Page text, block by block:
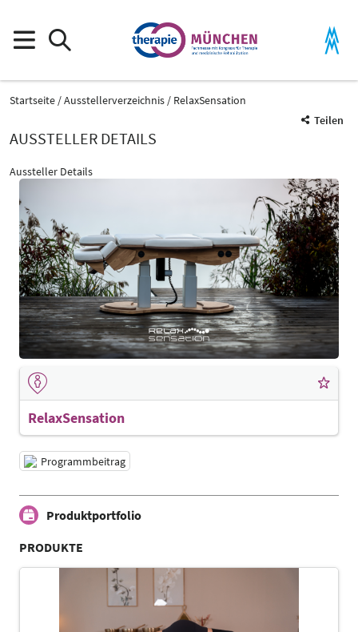
Startseite Ausstellerverzeichnis
RelaxSensation
Teilen
AUSSTELLER DETAILS
Aussteller Details
RelaxSensation
Programmbeitrag
Produktportfolio
PRODUKTE